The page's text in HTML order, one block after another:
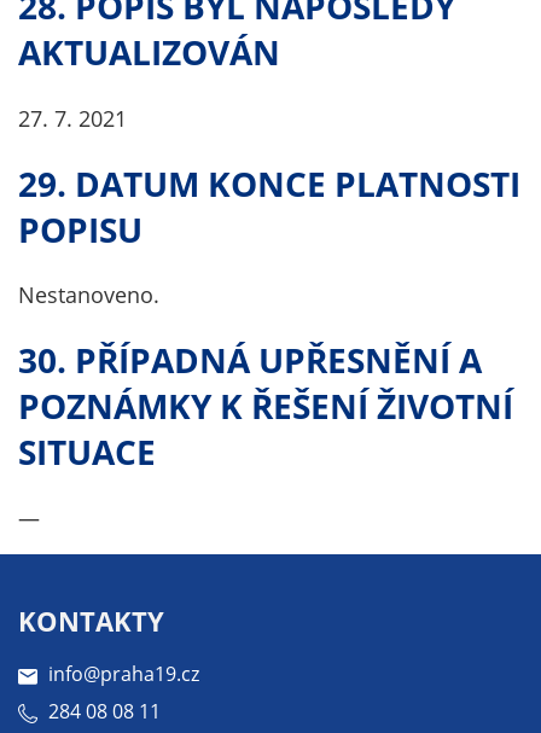
AKTUALIZOVÁN
27. 7. 2021
29. DATUM KONCE PLATNOSTI
POPISU
Nestanoveno.
30. PŘÍPADNÁ UPŘESNĚNÍ A
POZNÁMKY K ŘEŠENÍ ŽIVOTNÍ
SITUACE
—
KONTAKTY
info@praha19.cz
284 08 08 11